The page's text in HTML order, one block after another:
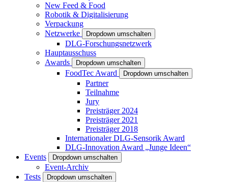
New Feed & Food
Robotik & Digitalisierung
Verpackung
Netzwerke
Dropdown umschalten
DLG-Forschungsnetzwerk
Hauptausschuss
Awards
Dropdown umschalten
FoodTec Award Dropdown umschalten
Partner
Teilnahme
Jury
Preisträger 2024
Preisträger 2021
Preisträger 2018
Internationaler DLG-Sensorik Award
DLG-Innovation Award „Junge Ideen“
Events
Dropdown umschalten
Event-Archiv
Tests
Dropdown umschalten